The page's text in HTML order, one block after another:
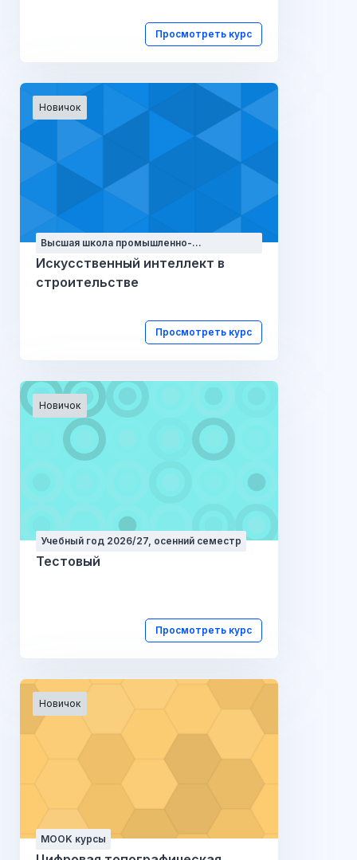
Просмотреть курс
Новичок
Высшая школа промышленно-
гражданского и дорожного
строительства
Искусственный интеллект в
строительстве
Просмотреть курс
Новичок
Учебный год 2026/27, осенний семестр
Тестовый
Просмотреть курс
Новичок
MOOK курсы